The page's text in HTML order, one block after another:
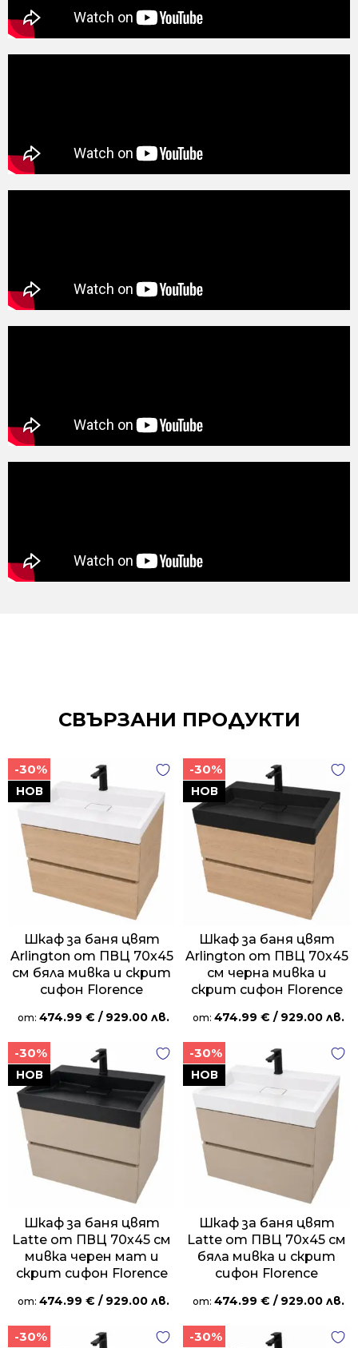
СВЪРЗАНИ ПРОДУКТИ
НОВ
-30%
Шкаф за баня цвят
Arlington от ПВЦ 70х45
см бяла мивка и скрит
сифон Florence
от: 474.99 € / 929.00 лв.
НОВ
-30%
Шкаф за баня цвят
Arlington от ПВЦ 70х45
см черна мивка и
скрит сифон Florence
от: 474.99 € / 929.00 лв.
НОВ
-30%
Шкаф за баня цвят
Latte от ПВЦ 70х45 см
мивка черен мат и
скрит сифон Florence
от: 474.99 € / 929.00 лв.
НОВ
-30%
Шкаф за баня цвят
Latte от ПВЦ 70х45 см
бяла мивка и скрит
сифон Florence
от: 474.99 € / 929.00 лв.
-30% -30%